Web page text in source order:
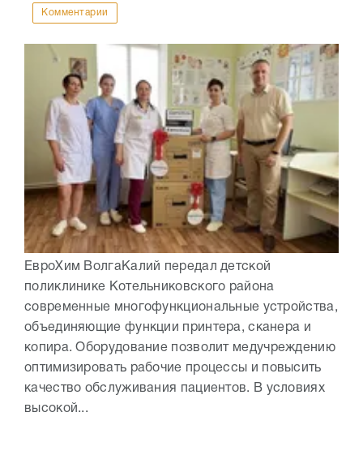
Комментарии
ЕвроХим ВолгаКалий передал детской
поликлинике Котельниковского района
современные многофункциональные устройства,
объединяющие функции принтера, сканера и
копира. Оборудование позволит медучреждению
оптимизировать рабочие процессы и повысить
качество обслуживания пациентов. В условиях
высокой...